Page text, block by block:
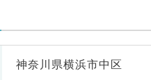
神奈川県横浜市中区